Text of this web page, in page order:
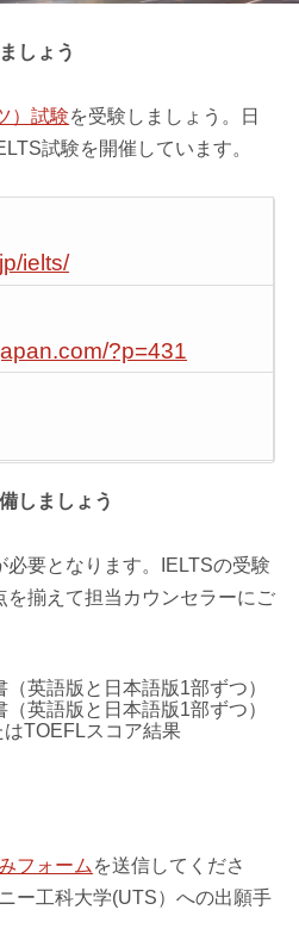
しょう
）試験を受験しましょう。日
試験を開催しています。
ielts/
?p=431
しましょう
要となります。IELTSの受験
を揃えて担当カウンセラーにご
英語版と日本語版1部ずつ）
英語版と日本語版1部ずつ）
はTOEFLスコア結果
フォーム を送信してくださ
ー工科大学(UTS）への出願手